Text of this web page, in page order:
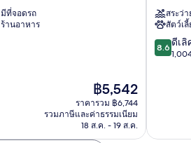
มีที่จอดรถ
ร้านอาหาร
ราคา
ปัจจุบัน
คือ
฿5,542
฿5,542
ราคารวม ฿6,744
รวมภาษีและค่าธรรมเนียม
18 ส.ค. - 19 ส.ค.
เนอ
ร์
ปารีส
เขต
สระว่
สัตว์เ
8.6
จาก
8.6 ดีเลิ